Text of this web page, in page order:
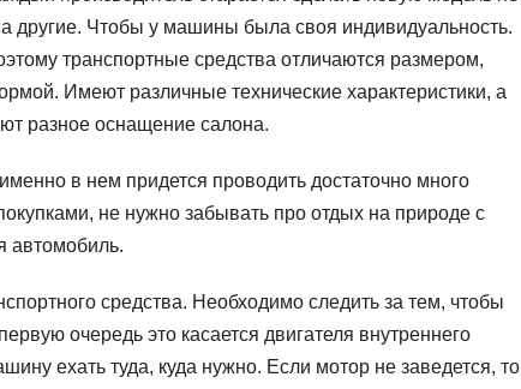
другие. Чтобы у машины была своя индивидуальность.
транспортные средства отличаются размером,
Имеют различные технические характеристики, а
разное оснащение салона.
в нем придется проводить достаточно много
не нужно забывать про отдых на природе с
автомобиль.
средства. Необходимо следить за тем, чтобы
очередь это касается двигателя внутреннего
ехать туда, куда нужно. Если мотор не заведется, то